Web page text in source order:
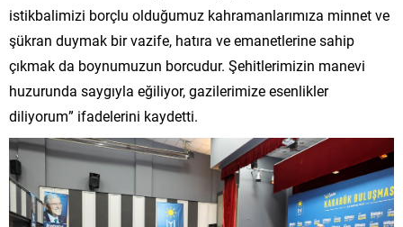
istikbalimizi borçlu olduğumuz kahramanlarımıza minnet ve
şükran duymak bir vazife, hatıra ve emanetlerine sahip
çıkmak da boynumuzun borcudur. Şehitlerimizin manevi
huzurunda saygıyla eğiliyor, gazilerimize esenlikler
diliyorum” ifadelerini kaydetti.